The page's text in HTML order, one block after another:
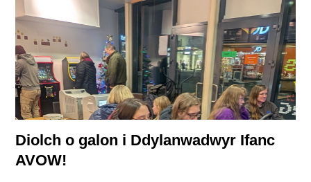
Diolch o galon i Ddylanwadwyr Ifanc
AVOW!